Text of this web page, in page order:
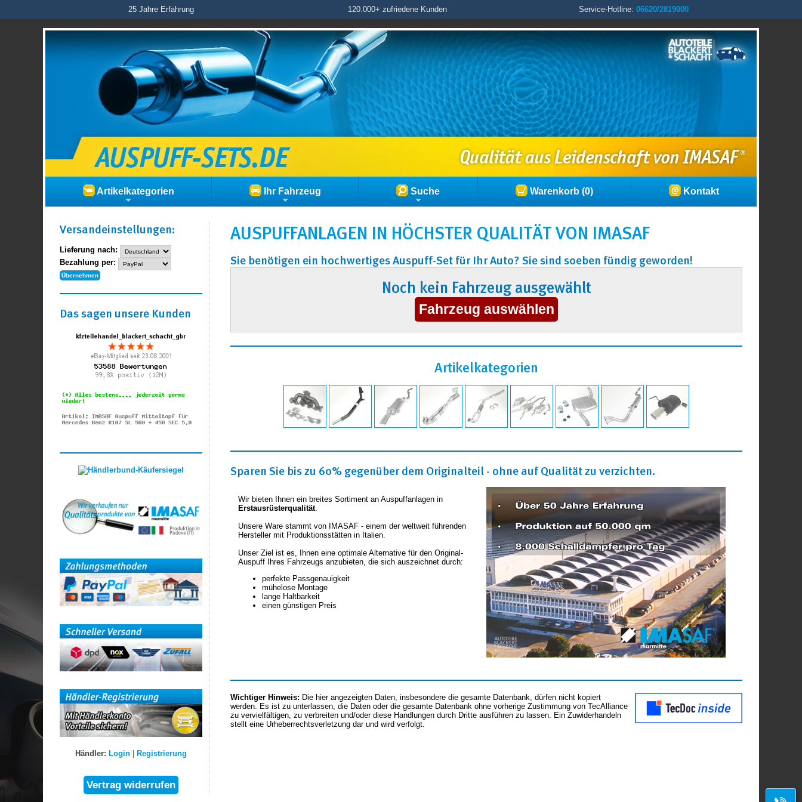
25 Jahre Erfahrung 120.000+ zufriedene Kunden Service-Hotline: 06620/2819000
Artikelkategorien Ihr Fahrzeug Suche Warenkorb (0) Kontakt
AUSPUFFANLAGEN IN HÖCHSTER QUALITÄT VON IMASAF
Sie benötigen ein hochwertiges Auspuff-Set für Ihr Auto? Sie sind soeben fündig geworden!
Noch kein Fahrzeug ausgewählt
Artikelkategorien
Sparen Sie bis zu 60% gegenüber dem Originalteil - ohne auf Qualität zu verzichten.
Wir bieten Ihnen ein breites Sortiment an Auspuffanlagen in
Erstausrüsterqualität.
Unsere Ware stammt von IMASAF - einem der weltweit führenden
Hersteller mit Produktionsstätten in Italien.
Unser Ziel ist es, Ihnen eine optimale Alternative für den Original-
Auspuff Ihres Fahrzeugs anzubieten, die sich auszeichnet durch:
perfekte Passgenauigkeit
mühelose Montage
lange Haltbarkeit
einen günstigen Preis
Wichtiger Hinweis: Die hier angezeigten Daten, insbesondere die gesamte Datenbank, dürfen nicht kopiert
werden. Es ist zu unterlassen, die Daten oder die gesamte Datenbank ohne vorherige Zustimmung von TecAlliance
zu vervielfältigen, zu verbreiten und/oder diese Handlungen durch Dritte ausführen zu lassen. Ein Zuwiderhandeln
stellt eine Urheberrechtsverletzung dar und wird verfolgt.
Versand­einstellungen:
Lieferung nach:
Bezahlung per:
Das sagen unsere Kunden
Händler: Login| Registrierung